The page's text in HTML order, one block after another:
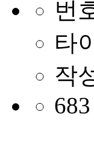
번
타
작
683